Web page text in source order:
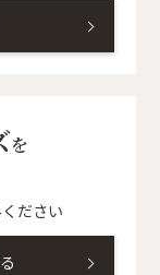
を
ださい